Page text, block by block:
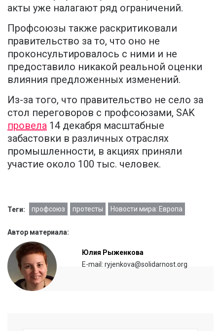
акты уже налагают ряд ограничений.
Профсоюзы также раскритиковали
правительство за то, что оно не
проконсультировалось с ними и не
предоставило никакой реальной оценки
влияния предложенных изменений.
Из-за того, что правительство не село за
стол переговоров с профсоюзами, SAK
провела 14 декабря масштабные
забастовки в различных отраслях
промышленности, в акциях приняли
участие около 100 тыс. человек.
Теги: профсоюз протесты Новости мира: Европа
Автор материала:
Юлия Рыженкова
E-mail: ryjenkova@solidarnost.org